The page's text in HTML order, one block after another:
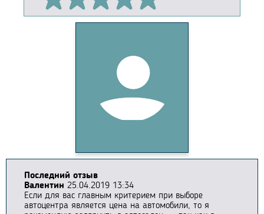
Последний отзыв
Валентин 25.04.2019 13:34
Если для вас главным критерием при выборе
автоцентра является цена на автомобили, то я